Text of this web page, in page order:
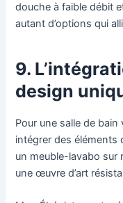
douche à faible débit
autant d’options qui
9.
design
Pour une salle de
intégrer des éléments
un meuble-lavabo sur
une œuvre d’art